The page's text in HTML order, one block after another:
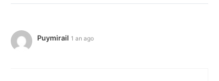
Puymirail 1 an ago